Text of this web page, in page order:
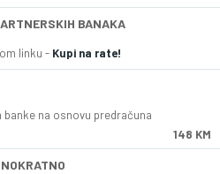
BANAKA
linku - Kupi na rate!
na osnovu predračuna
148 KM